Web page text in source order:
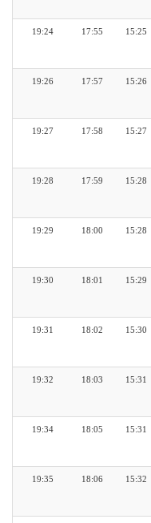
15:25
17:55
19:24
15:26
17:57
19:26
15:27
17:58
19:27
15:28
17:59
19:28
15:28
18:00
19:29
15:29
18:01
19:30
15:30
18:02
19:31
15:31
18:03
19:32
15:31
18:05
19:34
15:32
18:06
19:35